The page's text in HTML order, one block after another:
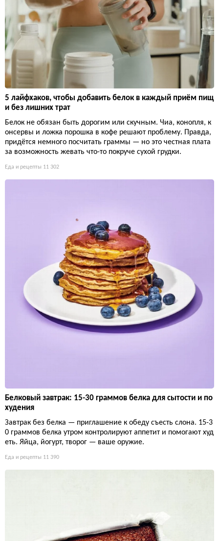
5 лайфхаков, чтобы добавить белок в каждый приём пищ
и без лишних трат
Белок не обязан быть дорогим или скучным. Чиа, конопля, к
онсервы и ложка порошка в кофе решают проблему. Правда,
придётся немного посчитать граммы — но это честная плата
за возможность жевать что-то покруче сухой грудки.
Еда и рецепты 11 302
Белковый завтрак: 15-30 граммов белка для сытости и по
худения
Завтрак без белка — приглашение к обеду съесть слона. 15-3
0 граммов белка утром контролируют аппетит и помогают худ
еть. Яйца, йогурт, творог — ваше оружие.
Еда и рецепты 11 390